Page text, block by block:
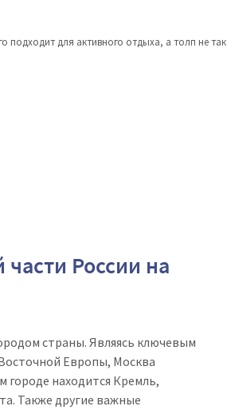
подходит для активного отдыха, а толп не так
России на
страны. Являясь ключевым
Европы, Москва
городе находится Кремль,
Также другие важные